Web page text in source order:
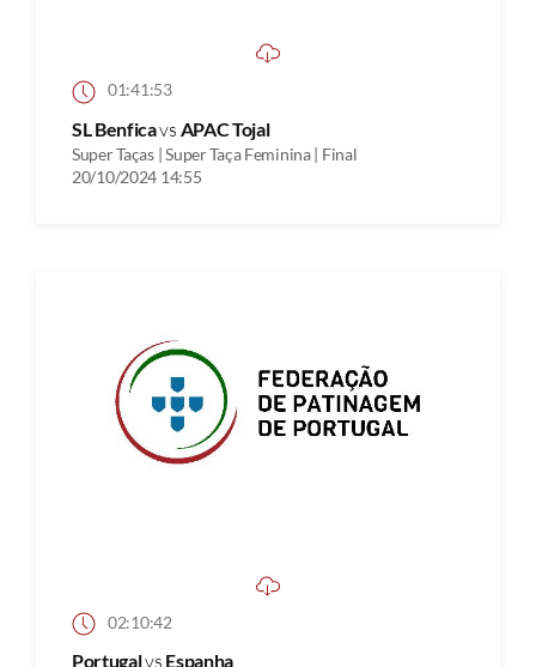
01:41:53
SL Benficavs APAC Tojal
Super Taças | Super Taça Feminina | Final
20/10/2024 14:55
02:10:42
Portugalvs Espanha